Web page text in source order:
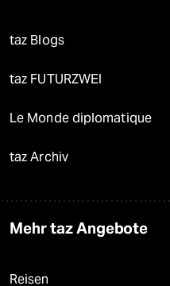
taz Blogs
taz FUTURZWEI
Le Monde diplomatique
taz Archiv
Mehr taz Angebote
Reisen